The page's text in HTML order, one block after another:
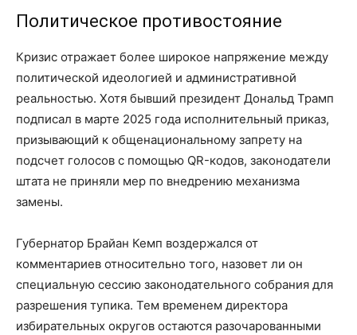
Политическое противостояние
Кризис отражает более широкое напряжение между
политической идеологией и административной
реальностью. Хотя бывший президент Дональд Трамп
подписал в марте 2025 года исполнительный приказ,
призывающий к общенациональному запрету на
подсчет голосов с помощью QR-кодов, законодатели
штата не приняли мер по внедрению механизма
замены.
Губернатор Брайан Кемп воздержался от
комментариев относительно того, назовет ли он
специальную сессию законодательного собрания для
разрешения тупика. Тем временем директора
избирательных округов остаются разочарованными